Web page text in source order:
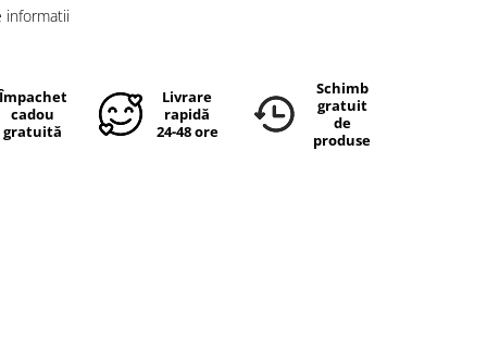
informatii
cadou
gratuită
Livrare
rapidă
24-48 ore
Schimb
gratuit
de
produse